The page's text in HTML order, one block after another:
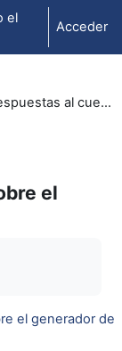
el
Acceder
Respuestas al cuestionario sobre el generador de Van der Graff
el
el generador de